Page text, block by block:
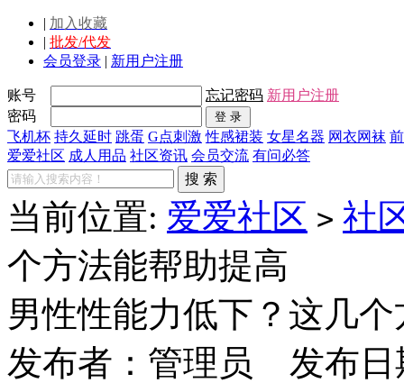
| 加入收藏
| 批发/代发
会员登录 | 新用户注册
账号 忘记密码 新用户注册
密码
飞机杯 持久延时 跳蛋 G点刺激 性感裙装 女星名器 网衣网袜
爱爱社区 成人用品 社区资讯 会员交流 有问必答
当前位置: 爱爱社区 > 社
个方法能帮助提高
男性性能力低下？这几
发布者： 管理员
发布日